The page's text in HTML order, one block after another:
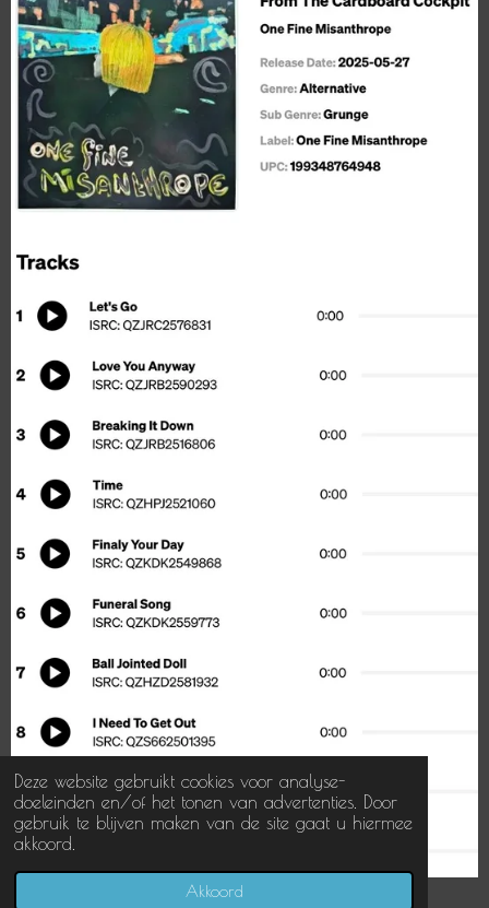
Deze website gebruikt cookies voor analyse-
doeleinden en/of het tonen van advertenties. Door
gebruik te blijven maken van de site gaat u hiermee
akkoord.
Akkoord
© 2017 - 2026 Ralf Henry Art